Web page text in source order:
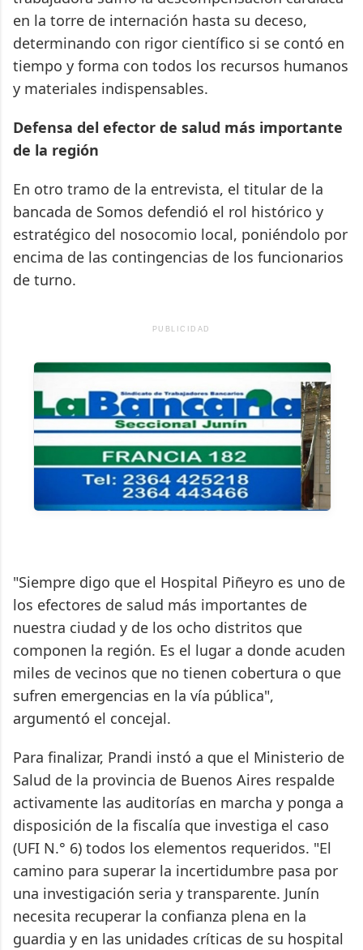
en la torre de internación hasta su deceso,
determinando con rigor científico si se contó en
tiempo y forma con todos los recursos humanos
y materiales indispensables.
Defensa del efector de salud más importante
de la región
En otro tramo de la entrevista, el titular de la
bancada de Somos defendió el rol histórico y
estratégico del nosocomio local, poniéndolo por
encima de las contingencias de los funcionarios
de turno.
PUBLICIDAD
"Siempre digo que el Hospital Piñeyro es uno de
los efectores de salud más importantes de
nuestra ciudad y de los ocho distritos que
componen la región. Es el lugar a donde acuden
miles de vecinos que no tienen cobertura o que
sufren emergencias en la vía pública",
argumentó el concejal.
Para finalizar, Prandi instó a que el Ministerio de
Salud de la provincia de Buenos Aires respalde
activamente las auditorías en marcha y ponga a
disposición de la fiscalía que investiga el caso
(UFI N.° 6) todos los elementos requeridos. "El
camino para superar la incertidumbre pasa por
una investigación seria y transparente. Junín
necesita recuperar la confianza plena en la
guardia y en las unidades críticas de su hospital